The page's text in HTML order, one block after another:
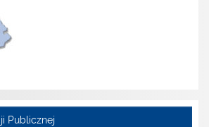
Publicznej